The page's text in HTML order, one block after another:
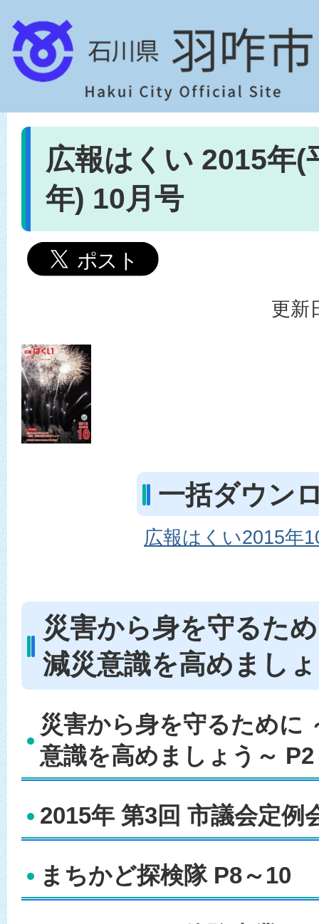
広報はくい 2015年(
年) 10月号
更新
一括ダウン
広報はくい2015年
災害から身を守るた
減災意識を高めまし
災害から身を守るために
意識を高めましょう～ P2
2015年 第3回 市議会定例
まちかど探検隊 P8～10